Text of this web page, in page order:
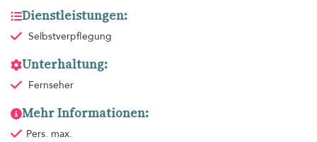
Dienstleistungen:
Selbstverpflegung
Unterhaltung:
Fernseher
Mehr Informationen:
Pers. max.